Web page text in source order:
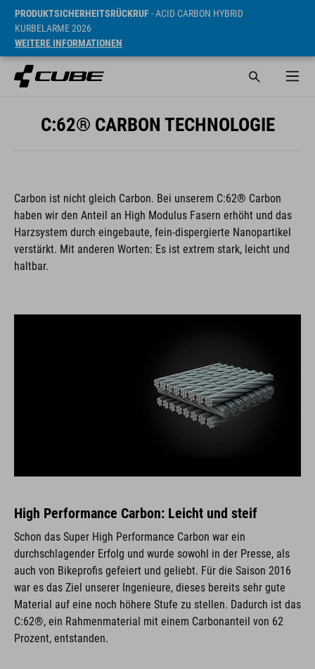
PRODUKTSICHERHEITSRÜCKRUF- ACID CARBON HYBRID
KURBELARME 2026
WEITERE INFORMATIONEN
C:62® CARBON TECHNOLOGIE
Carbon ist nicht gleich Carbon. Bei unserem C:62® Carbon
haben wir den Anteil an High Modulus Fasern erhöht und das
Harzsystem durch eingebaute, fein-dispergierte Nanopartikel
verstärkt. Mit anderen Worten: Es ist extrem stark, leicht und
haltbar.
High Performance Carbon: Leicht und steif
Schon das Super High Performance Carbon war ein
durchschlagender Erfolg und wurde sowohl in der Presse, als
auch von Bikeprofis gefeiert und geliebt. Für die Saison 2016
war es das Ziel unserer Ingenieure, dieses bereits sehr gute
Material auf eine noch höhere Stufe zu stellen. Dadurch ist das
C:62®, ein Rahmenmaterial mit einem Carbonanteil von 62
Prozent, entstanden.